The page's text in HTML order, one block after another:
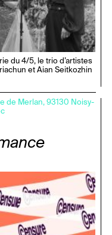
du 4/5, le trio d’artistes
et Aian Seitkozhin
de Merlan, 93130 Noisy-